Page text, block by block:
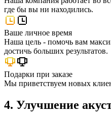
где бы вы ни находились.
Ваше личное время
Наша цель - помочь вам
достичь больших результатов.
Подарки при заказе
Мы приветствуем новых
4. Улучшение